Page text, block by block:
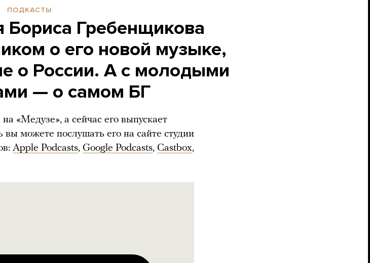
ПОДКАСТЫ
Бориса Гребенщикова
о его новой музыке,
о России. А с молодыми
— о самом БГ
«Медузе», а сейчас его выпускает
вы можете послушать его на сайте студии
Apple Podcasts, Google Podcasts, Castbox,